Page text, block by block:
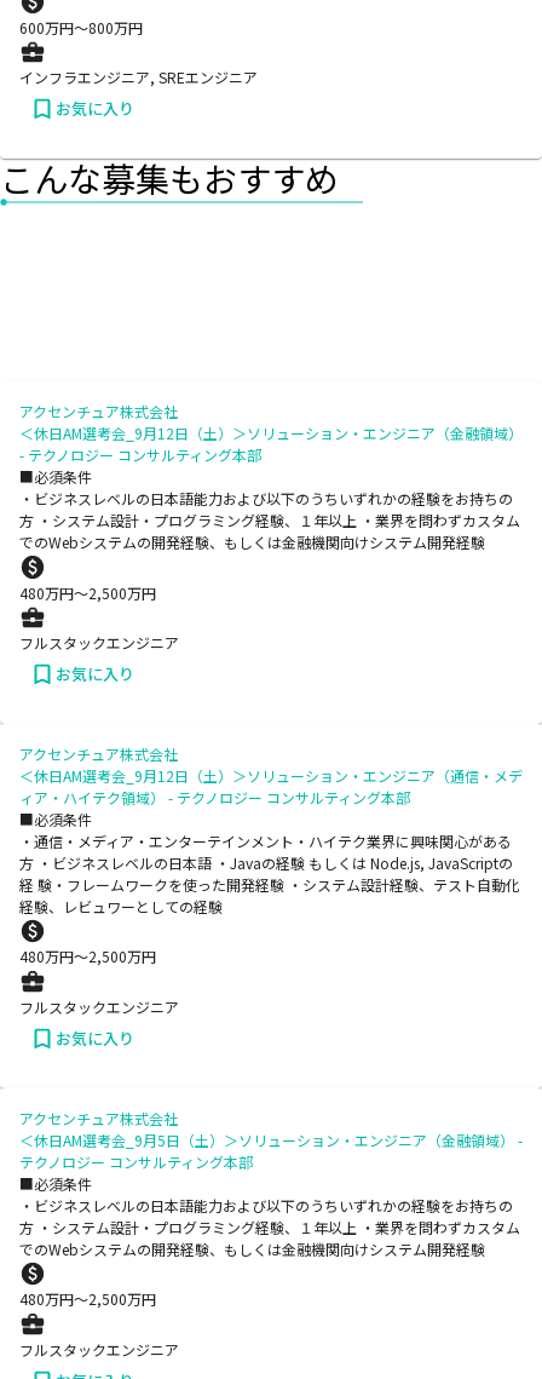
600万円〜800万円
インフラエンジニア, SREエンジニア
お気に入り
こんな募集もおすすめ
アクセンチュア株式会社
＜休日AM選考会_9月12日（土）＞ソリューション・エンジニア（金融領域）
- テクノロジー コンサルティング本部
■必須条件
・ビジネスレベルの日本語能力および以下のうちいずれかの経験をお持ちの
方 ・システム設計・プログラミング経験、１年以上 ・業界を問わずカスタム
でのWebシステムの開発経験、もしくは金融機関向けシステム開発経験
480万円〜2,500万円
フルスタックエンジニア
お気に入り
アクセンチュア株式会社
＜休日AM選考会_9月12日（土）＞ソリューション・エンジニア（通信・メデ
ィア・ハイテク領域） - テクノロジー コンサルティング本部
■必須条件
・通信・メディア・エンターテインメント・ハイテク業界に興味関心がある
方 ・ビジネスレベルの日本語 ・Javaの経験 もしくは Node.js, JavaScriptの
経 験・フレームワークを使った開発経験 ・システム設計経験、テスト自動化
経験、レビュワーとしての経験
480万円〜2,500万円
フルスタックエンジニア
お気に入り
アクセンチュア株式会社
＜休日AM選考会_9月5日（土）＞ソリューション・エンジニア（金融領域） -
テクノロジー コンサルティング本部
■必須条件
・ビジネスレベルの日本語能力および以下のうちいずれかの経験をお持ちの
方 ・システム設計・プログラミング経験、１年以上 ・業界を問わずカスタム
でのWebシステムの開発経験、もしくは金融機関向けシステム開発経験
480万円〜2,500万円
フルスタックエンジニア